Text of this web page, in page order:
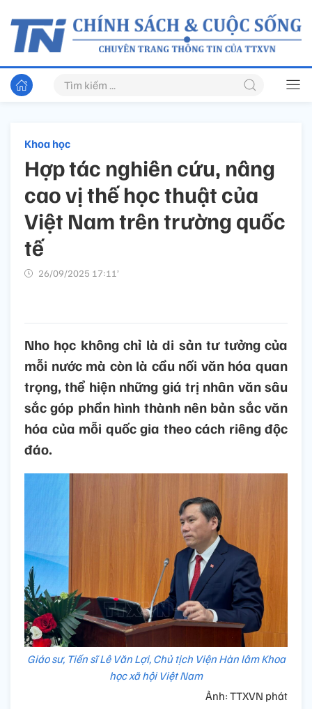
Khoa học
Hợp tác nghiên cứu, nâng
cao vị thế học thuật của
Việt Nam trên trường quốc
tế
26/09/2025 17:11’
Nho học không chỉ là di sản tư tưởng của
mỗi nước mà còn là cầu nối văn hóa quan
trọng, thể hiện những giá trị nhân văn sâu
sắc góp phần hình thành nên bản sắc văn
hóa của mỗi quốc gia theo cách riêng độc
đáo.
Giáo sư, Tiến sĩ Lê Văn Lợi, Chủ tịch Viện Hàn lâm Khoa
học xã hội Việt Nam
Ảnh: TTXVN phát